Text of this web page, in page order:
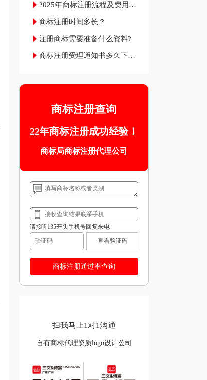
2025年商标注册流程及费用材
商标注册时间多长？
注册商标需要准备什么资料?
商标注册受理通知书多久下
商标注册查询
22年商标注册成功经验！
商标局商标注册代理公司
请接听135开头手机号回复来电
查看验证码
扫我马上1对1沟通
自有商标代理资质logo设计公司